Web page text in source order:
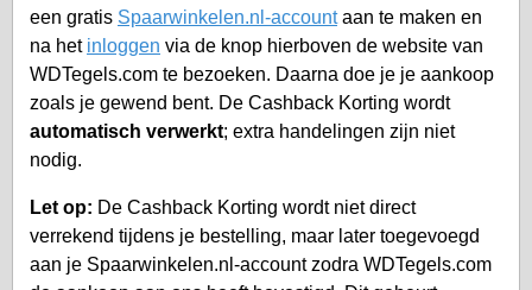
een gratis Spaarwinkelen.nl-accountaan te maken en
na het inloggen via de knop hierboven de website van
WDTegels.com te bezoeken. Daarna doe je je aankoop
zoals je gewend bent. De Cashback Korting wordt
automatisch verwerkt; extra handelingen zijn niet
nodig.
Let op: De Cashback Korting wordt niet direct
verrekend tijdens je bestelling, maar later toegevoegd
aan je Spaarwinkelen.nl-accountzodra WDTegels.com